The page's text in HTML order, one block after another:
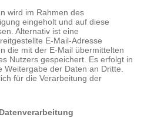
wird im Rahmen des
eingeholt und auf diese
Alternativ ist eine
E-Mail-Adresse
die mit der E-Mail übermittelten
Nutzers gespeichert. Es erfolgt in
der Daten an Dritte.
für die Verarbeitung der